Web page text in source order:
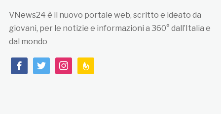
VNews24 è il nuovo portale web, scritto e ideato da
giovani, per le notizie e informazioni a 360° dall’Italia e
dal mondo
facebooktwitterinstagramfeedburner